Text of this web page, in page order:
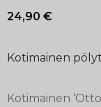
24,90 €
Kotimainen
Kotimainen